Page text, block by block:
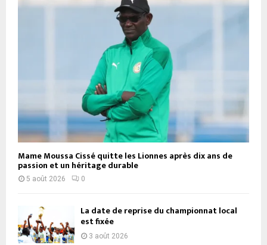
Mame Moussa Cissé quitte les Lionnes après dix ans de
passion et un héritage durable
5 août 2026 0
La date de reprise du championnat local
est fixée
3 août 2026